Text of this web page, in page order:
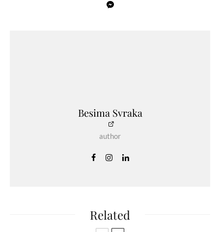
Besima Svraka
author
Related